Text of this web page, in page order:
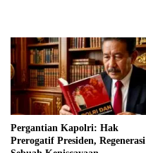
Pergantian Kapolri: Hak
Prerogatif Presiden, Regenerasi